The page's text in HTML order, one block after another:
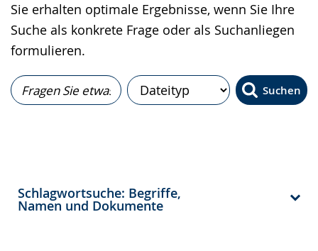
Sie erhalten optimale Ergebnisse, wenn Sie Ihre
Suche als konkrete Frage oder als Suchanliegen
formulieren.
wechseln.
Deutscher
Gebärdensprache
wird
angezeigt.
Suchen
Schlagwortsuche: Begriffe,
Namen und Dokumente